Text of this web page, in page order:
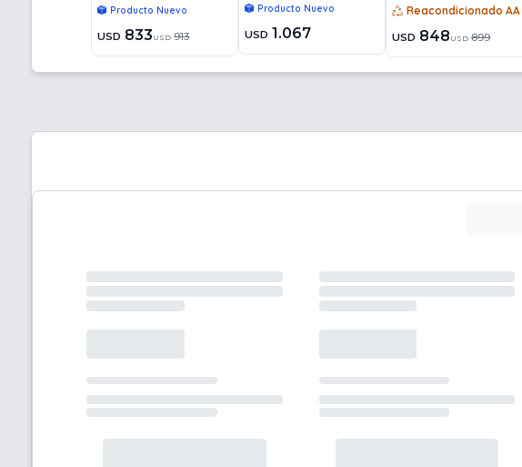
Producto Nuevo
USD 833 USD 913
Producto Nuevo
USD 1.067
Reacondicionado AA
USD 848 USD 899